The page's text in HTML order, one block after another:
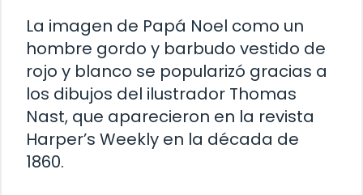
La imagen de Papá Noel como un
hombre gordo y barbudo vestido de
rojo y blanco se popularizó gracias a
los dibujos del ilustrador Thomas
Nast, que aparecieron en la revista
Harper’s Weekly en la década de
1860.